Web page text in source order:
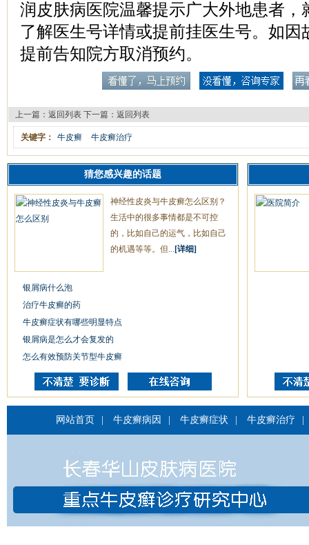
润皮肤病医院温馨提示广大外地患者，
了解医生号详情或提前挂医生号。如因
提前告知院方取消预约。
上一篇： 返回列表 下一篇： 返回列表
关键字： 牛皮癣 牛皮癣治疗
猜您感兴趣的话题
神经性皮炎与牛皮癣怎么区别？
生活中的很多事情都是不可控
的，比如自己的运气，比如自己
的机遇等等。但... [详细]
银屑病什么泡
治疗牛皮癣的药
牛皮癣症状有哪些明显特点
银屑病是怎么才会复发的
怎么有效预防关节型牛皮癣
网站首页 牛皮癣病因 牛皮癣症状 牛皮癣治疗